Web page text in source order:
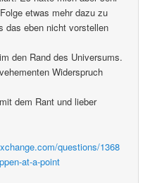
etwas mehr dazu zu
das eben nicht vorstellen
den Rand des Universums.
Widerspruch
dem Rant und lieber
questions/1368
at-a-point